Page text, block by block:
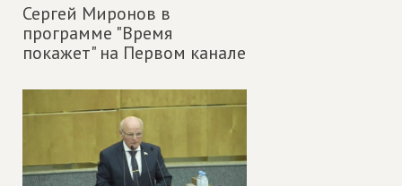
Сергей Миронов в
программе "Время
покажет" на Первом канале